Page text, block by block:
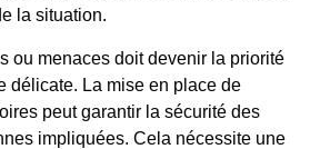
la situation.
ou menaces doit devenir la priorité
délicate. La mise en place de
peut garantir la sécurité des
impliquées. Cela nécessite une